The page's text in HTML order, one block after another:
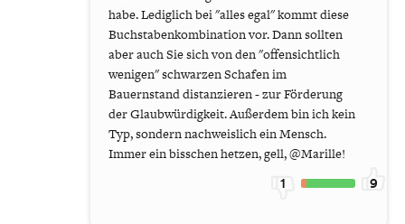
habe. Lediglich bei "alles egal" kommt diese
Buchstabenkombination vor. Dann sollten
aber auch Sie sich von den "offensichtlich
wenigen" schwarzen Schafen im
Bauernstand distanzieren - zur Förderung
der Glaubwürdigkeit. Außerdem bin ich kein
Typ, sondern nachweislich ein Mensch.
Immer ein bisschen hetzen, gell, @Marille!
1 9